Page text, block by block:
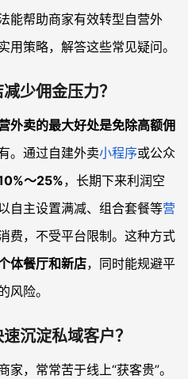
能帮助商家有效转型自营外
用策略，解答这些常见疑问。
少佣金压力？
外卖的最大好处是免除高额佣
。通过自建外卖小程序或公众
～25%，长期下来利润空
自主设置满减、组合套餐等营
费，不受平台限制。这种方式
体餐厅和新店，同时能规避平
风险。
沉淀私域客户？
，常常苦于线上“获客贵”。